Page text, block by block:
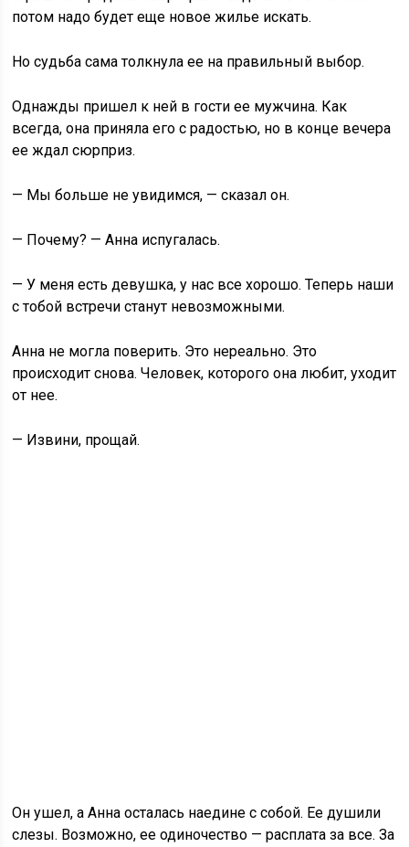
потом надо будет еще новое жилье искать.
Но судьба сама толкнула ее на правильный выбор.
Однажды пришел к ней в гости ее мужчина. Как
всегда, она приняла его с радостью, но в конце вечера
ее ждал сюрприз.
— Мы больше не увидимся, — сказал он.
— Почему? — Анна испугалась.
— У меня есть девушка, у нас все хорошо. Теперь наши
с тобой встречи станут невозможными.
Анна не могла поверить. Это нереально. Это
происходит снова. Человек, которого она любит, уходит
от нее.
— Извини, прощай.
Он ушел, а Анна осталась наедине с собой. Ее душили
слезы. Возможно, ее одиночество — расплата за все. За